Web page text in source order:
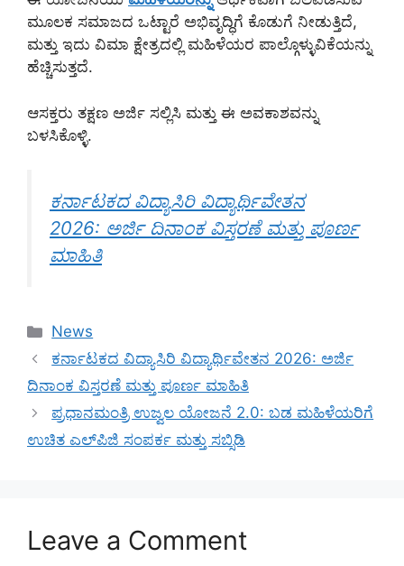
ಮೂಲಕ ಸಮಾಜದ ಒಟ್ಟಾರೆ ಅಭಿವೃದ್ಧಿಗೆ ಕೊಡುಗೆ ನೀಡುತ್ತಿದೆ,
ಮತ್ತು ಇದು ವಿಮಾ ಕ್ಷೇತ್ರದಲ್ಲಿ ಮಹಿಳೆಯರ ಪಾಲ್ಗೊಳ್ಳುವಿಕೆಯನ್ನು
ಹೆಚ್ಚಿಸುತ್ತದೆ.
ಆಸಕ್ತರು ತಕ್ಷಣ ಅರ್ಜಿ ಸಲ್ಲಿಸಿ ಮತ್ತು ಈ ಅವಕಾಶವನ್ನು
ಬಳಸಿಕೊಳ್ಳಿ.
ಕರ್ನಾಟಕದ ವಿದ್ಯಾಸಿರಿ ವಿದ್ಯಾರ್ಥಿವೇತನ
2026: ಅರ್ಜಿ ದಿನಾಂಕ ವಿಸ್ತರಣೆ ಮತ್ತು ಪೂರ್ಣ
ಮಾಹಿತಿ
Categories
News
ಕರ್ನಾಟಕದ ವಿದ್ಯಾಸಿರಿ ವಿದ್ಯಾರ್ಥಿವೇತನ 2026: ಅರ್ಜಿ
ದಿನಾಂಕ ವಿಸ್ತರಣೆ ಮತ್ತು ಪೂರ್ಣ ಮಾಹಿತಿ
ಪ್ರಧಾನಮಂತ್ರಿ ಉಜ್ವಲ ಯೋಜನೆ 2.0: ಬಡ ಮಹಿಳೆಯರಿಗೆ
ಉಚಿತ ಎಲ್‌ಪಿಜಿ ಸಂಪರ್ಕ ಮತ್ತು ಸಬ್ಸಿಡಿ
Leave a Comment